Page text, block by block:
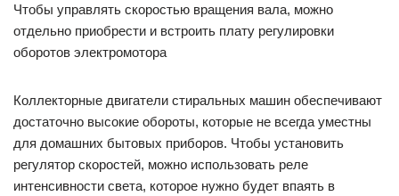
Чтобы управлять скоростью вращения вала, можно
отдельно приобрести и встроить плату регулировки
оборотов электромотора
Коллекторные двигатели стиральных машин обеспечивают
достаточно высокие обороты, которые не всегда уместны
для домашних бытовых приборов. Чтобы установить
регулятор скоростей, можно использовать реле
интенсивности света, которое нужно будет впаять в